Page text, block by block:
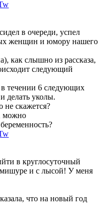
в очереди, успел
женщин и юмору нашего
как слышно из рассказа,
следующий
течении 6 следующих
делать уколы.
не скажется?
можно
в круглосуточный
мишуре и с лысой! У меня
что на новый год